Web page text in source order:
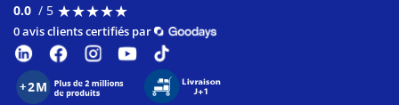
0.0 / 5 ★★★★★
★★★★★
0 avis clients certifiés par